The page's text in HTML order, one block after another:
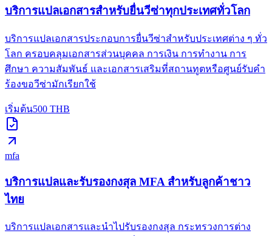
บริการแปลเอกสารสำหรับยื่นวีซ่าทุกประเทศทั่วโลก
บริการแปลเอกสารประกอบการยื่นวีซ่าสำหรับประเทศต่าง ๆ ทั่ว
โลก ครอบคลุมเอกสารส่วนบุคคล การเงิน การทำงาน การ
ศึกษา ความสัมพันธ์ และเอกสารเสริมที่สถานทูตหรือศูนย์รับคำ
ร้องขอวีซ่ามักเรียกใช้
เริ่มต้น500 THB
mfa
บริการแปลและรับรองกงสุล MFA สำหรับลูกค้าชาว
ไทย
บริการแปลเอกสารและนำไปรับรองกงสุล กระทรวงการต่าง